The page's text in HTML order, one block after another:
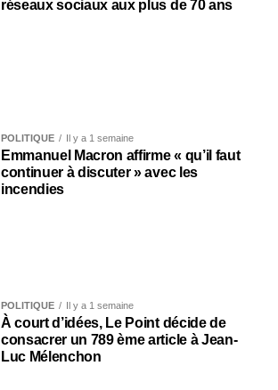
réseaux sociaux aux plus de 70 ans
POLITIQUE Il y a 1 semaine
Emmanuel Macron affirme « qu’il faut
continuer à discuter » avec les
incendies
POLITIQUE Il y a 1 semaine
À court d’idées, Le Point décide de
consacrer un 789 ème article à Jean-
Luc Mélenchon